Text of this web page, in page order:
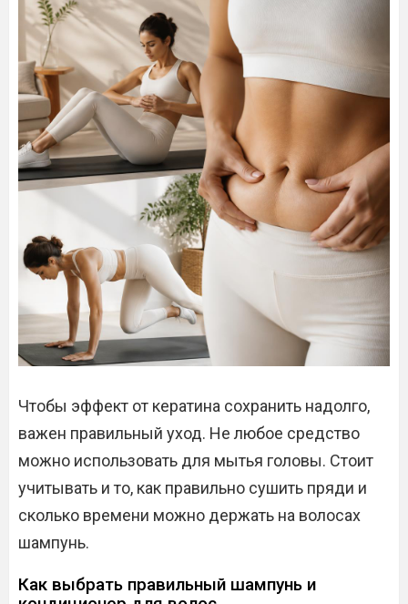
Чтобы эффект от кератина сохранить надолго,
важен правильный уход. Не любое средство
можно использовать для мытья головы. Стоит
учитывать и то, как правильно сушить пряди и
сколько времени можно держать на волосах
шампунь.
Как выбрать правильный шампунь и